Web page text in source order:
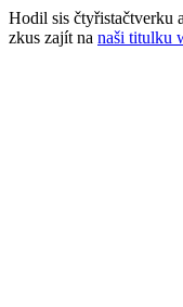
Hodil sis čtyřistačtverku
zkus zajít na naši titulku